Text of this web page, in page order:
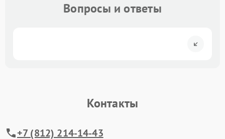
Вопросы и ответы
Контакты
+7 (812) 214-14-43